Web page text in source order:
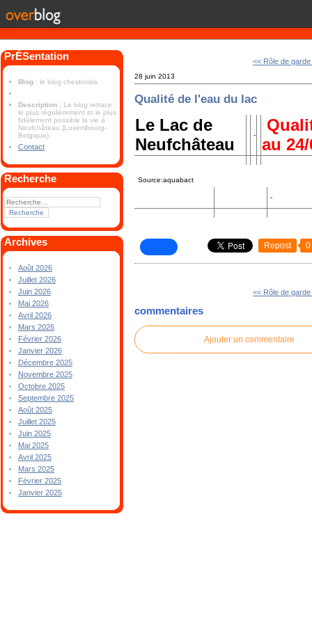
PrÉSentation
Blog : le blog chestrolais
Description : Le blog retrace
le plus régulièrement et le plus
fidèlement possible la vie à
Neufchâteau (Luxembourg-
Belgique).
Contact
Recherche
Archives
Août 2026
Juillet 2026
Juin 2026
Mai 2026
Avril 2026
Mars 2026
Février 2026
Janvier 2026
Décembre 2025
Novembre 2025
Octobre 2025
Septembre 2025
Août 2025
Juillet 2025
Juin 2025
Mai 2025
Avril 2025
Mars 2025
Février 2025
Janvier 2025
<< Rôle de
28 juin 2013
Qualité de l'eau du lac
Le Lac de
Neufchâteau
-
au
Source:aquabact
-
Repost 0
<< Rôle de
commentaires
Ajouter un commentaire